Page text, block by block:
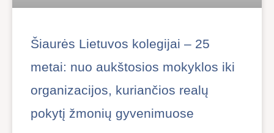
Šiaurės Lietuvos kolegijai – 25
metai: nuo aukštosios mokyklos iki
organizacijos, kuriančios realų
pokytį žmonių gyvenimuose